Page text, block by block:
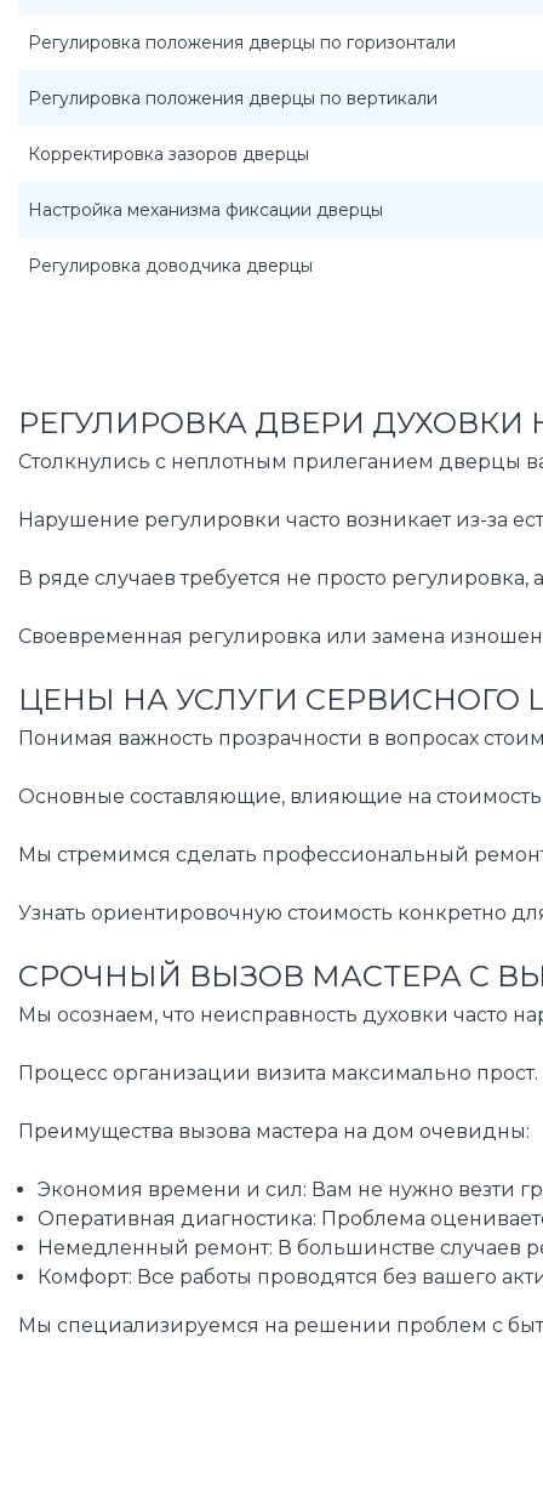
Регулировка положения дверцы по горизонтали
Регулировка положения дверцы по вертикали
Корректировка зазоров дверцы
Настройка механизма фиксации дверцы
Регулировка доводчика дверцы
РЕГУЛИРОВКА ДВЕРИ ДУХОВКИ
Столкнулись с неплотным прилеганием дверцы
Нарушение регулировки часто возникает из-за
В ряде случаев требуется не просто
Своевременная регулировка или замена
ЦЕНЫ НА УСЛУГИ СЕРВИСНОГО
Понимая важность прозрачности в вопросах
Основные составляющие, влияющие на стоимость
Мы стремимся сделать профессиональный
Узнать ориентировочную стоимость конкретно
СРОЧНЫЙ ВЫЗОВ МАСТЕРА С
Мы осознаем, что неисправность духовки
Процесс организации визита максимально
Преимущества вызова мастера на дом очевидны:
Экономия времени и сил: Вам не нужно везти
Оперативная диагностика: Проблема
Немедленный ремонт: В большинстве случаев
Комфорт: Все работы проводятся без вашего
Мы специализируемся на решении проблем с